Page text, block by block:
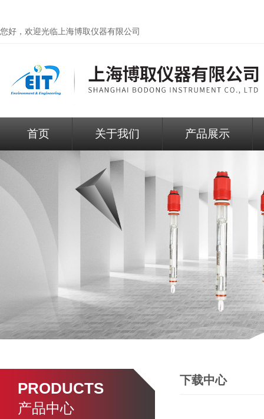
您好，欢迎光临上海博取仪器有限公司
首页 关于我们 产品展示
PRODUCTS
产品中心
下载中心